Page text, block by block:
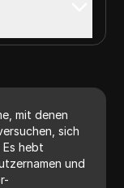
mit denen
sich
hebt
und